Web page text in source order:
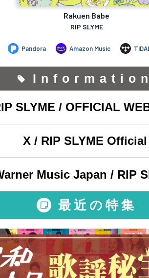
SLYME / OFFICIAL
X / RIP SLYME
Music Japan / RIP
最近の特集